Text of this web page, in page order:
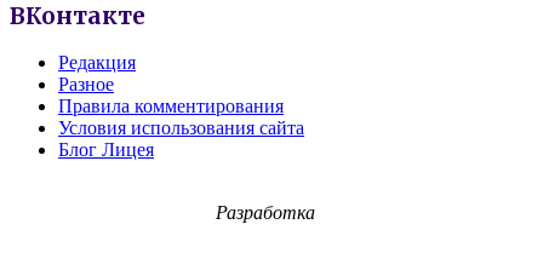
ВКонтакте
Редакция
Разное
Правила комментирования
Условия использования сайта
Блог Лицея
Разработка